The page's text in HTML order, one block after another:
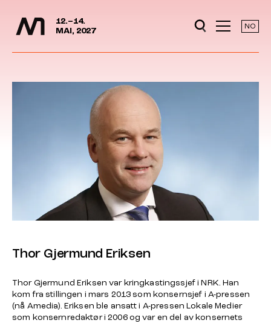
Jump to content
12.–14.
MAI, 2027
NO
Thor Gjermund Eriksen
Thor Gjermund Eriksen var kringkastingssjef i NRK. Han
kom fra stillingen i mars 2013 som konsernsjef i A-pressen
(nå Amedia). Eriksen ble ansatt i A-pressen Lokale Medier
som konsernredaktør i 2006 og var en del av konsernets